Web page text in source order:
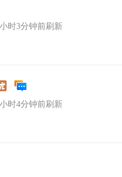
时3分钟前刷新
时4分钟前刷新